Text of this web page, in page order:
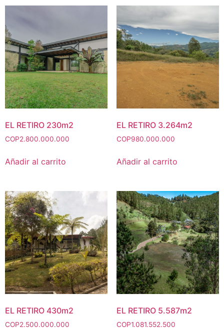
EL RETIRO 230m2
COP2.800.000.000
Añadir al carrito
EL RETIRO 3.264m2
COP980.000.000
Añadir al carrito
EL RETIRO 430m2
COP2.500.000.000
EL RETIRO 5.587m2
COP1.081.552.500